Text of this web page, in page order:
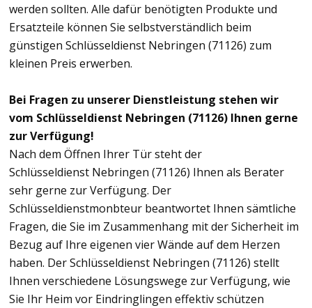
werden sollten. Alle dafür benötigten Produkte und
Ersatzteile können Sie selbstverständlich beim
günstigen Schlüsseldienst Nebringen (71126) zum
kleinen Preis erwerben.
Bei Fragen zu unserer Dienstleistung stehen wir
vom Schlüsseldienst Nebringen (71126) Ihnen gerne
zur Verfügung!
Nach dem Öffnen Ihrer Tür steht der
Schlüsseldienst Nebringen (71126) Ihnen als Berater
sehr gerne zur Verfügung. Der
Schlüsseldienstmonbteur beantwortet Ihnen sämtliche
Fragen, die Sie im Zusammenhang mit der Sicherheit im
Bezug auf Ihre eigenen vier Wände auf dem Herzen
haben. Der Schlüsseldienst Nebringen (71126) stellt
Ihnen verschiedene Lösungswege zur Verfügung, wie
Sie Ihr Heim vor Eindringlingen effektiv schützen